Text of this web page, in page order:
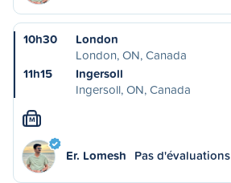
10h30
London
London, ON, Canada
11h15
Ingersoll
Ingersoll, ON, Canada
M
Er. Lomesh Pas d'évaluations